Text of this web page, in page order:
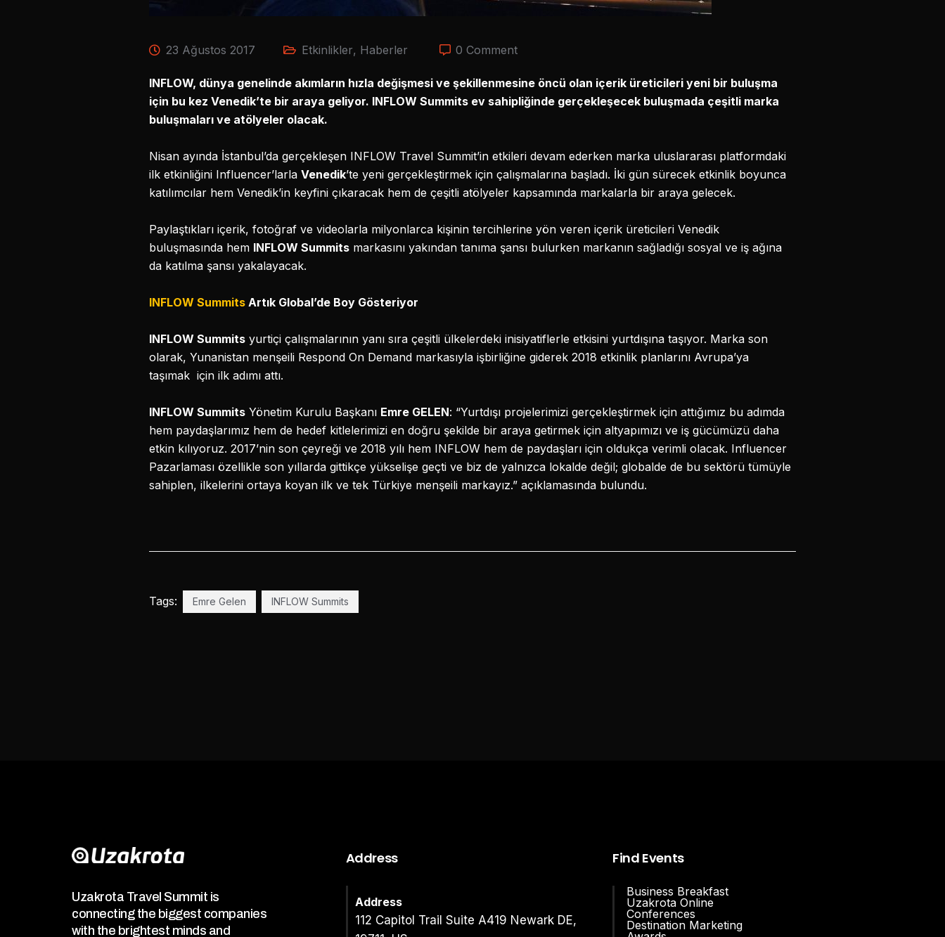
23 Ağustos 2017 Etkinlikler, Haberler 0 Comment
INFLOW, dünya genelinde akımların hızla değişmesi ve şekillenmesine öncü olan içerik üreticileri yeni bir buluşma
için bu kez Venedik’te bir araya geliyor. INFLOW Summits ev sahipliğinde gerçekleşecek buluşmada çeşitli marka
buluşmaları ve atölyeler olacak.
Nisan ayında İstanbul’da gerçekleşen INFLOW Travel Summit’in etkileri devam ederken marka uluslararası platformdaki
ilk etkinliğini Influencer’larla Venedik’te yeni gerçekleştirmek için çalışmalarına başladı. İki gün sürecek etkinlik boyunca
katılımcılar hem Venedik’in keyfini çıkaracak hem de çeşitli atölyeler kapsamında markalarla bir araya gelecek.
Paylaştıkları içerik, fotoğraf ve videolarla milyonlarca kişinin tercihlerine yön veren içerik üreticileri Venedik
buluşmasında hem INFLOW Summits markasını yakından tanıma şansı bulurken markanın sağladığı sosyal ve iş ağına
da katılma şansı yakalayacak.
INFLOW Summits Artık Global’de Boy Gösteriyor
INFLOW Summits yurtiçi çalışmalarının yanı sıra çeşitli ülkelerdeki inisiyatiflerle etkisini yurtdışına taşıyor. Marka son
olarak, Yunanistan menşeili Respond On Demand markasıyla işbirliğine giderek 2018 etkinlik planlarını Avrupa’ya
taşımak için ilk adımı attı.
INFLOW Summits Yönetim Kurulu Başkanı Emre GELEN: “Yurtdışı projelerimizi gerçekleştirmek için attığımız bu adımda
hem paydaşlarımız hem de hedef kitlelerimizi en doğru şekilde bir araya getirmek için altyapımızı ve iş gücümüzü daha
etkin kılıyoruz. 2017’nin son çeyreği ve 2018 yılı hem INFLOW hem de paydaşları için oldukça verimli olacak. Influencer
Pazarlaması özellikle son yıllarda gittikçe yükselişe geçti ve biz de yalnızca lokalde değil; globalde de bu sektörü tümüyle
sahiplen, ilkelerini ortaya koyan ilk ve tek Türkiye menşeili markayız.” açıklamasında bulundu.
Tags: Emre Gelen INFLOW Summits
Uzakrota Travel Summit is
connecting the biggest companies
with the brightest minds and
Address
Address
112 Capitol Trail Suite A419 Newark DE,
Find Events
Business Breakfast
Uzakrota Online
Conferences
Destination Marketing